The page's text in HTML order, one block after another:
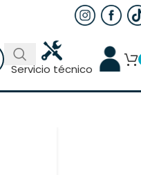
Servicio técnico